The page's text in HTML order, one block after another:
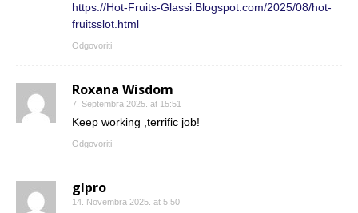
https://Hot-Fruits-Glassi.Blogspot.com/2025/08/hot-
fruitsslot.html
Odgovoriti
Roxana Wisdom
7. Septembra 2025. at 15:51
Keep working ,terrific job!
Odgovoriti
glpro
14. Novembra 2025. at 5:50